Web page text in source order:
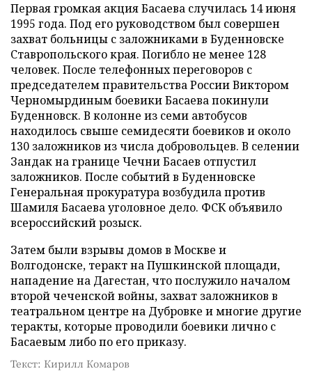
Первая громкая акция Басаева случилась 14 июня
1995 года. Под его руководством был совершен
захват больницы с заложниками в Буденновске
Ставропольского края. Погибло не менее 128
человек. После телефонных переговоров с
председателем правительства России Виктором
Черномырдиным боевики Басаева покинули
Буденновск. В колонне из семи автобусов
находилось свыше семидесяти боевиков и около
130 заложников из числа добровольцев. В селении
Зандак на границе Чечни Басаев отпустил
заложников. После событий в Буденновске
Генеральная прокуратура возбудила против
Шамиля Басаева уголовное дело. ФСК объявило
всероссийский розыск.
Затем были взрывы домов в Москве и
Волгодонске, теракт на Пушкинской площади,
нападение на Дагестан, что послужило началом
второй чеченской войны, захват заложников в
театральном центре на Дубровке и многие другие
теракты, которые проводили боевики лично с
Басаевым либо по его приказу.
Текст: Кирилл Комаров